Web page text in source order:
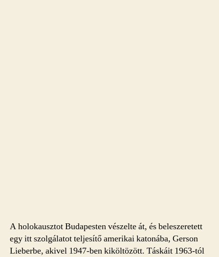
A holokausztot Budapesten vészelte át, és beleszeretett
egy itt szolgálatot teljesítő amerikai katonába, Gerson
Lieberbe, akivel 1947-ben kiköltözött. Táskáit 1963-tól